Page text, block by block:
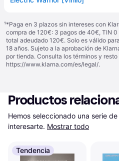
¹*Paga en 3 plazos sin intereses con
compra de 120€: 3 pagos de 40€, TIN 0
total adeudado 120€. Solo es válido
18 años. Sujeto a la aprobación de
por tienda. Consulta los términos y
https://www.klarna.com/es/legal/.
Productos
Hemos seleccionado una serie
interesarte. Mostrar todo
Tendencia